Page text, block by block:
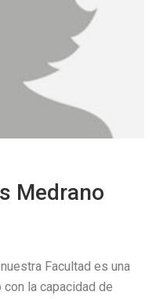
Medrano
Facultad es una
la capacidad de